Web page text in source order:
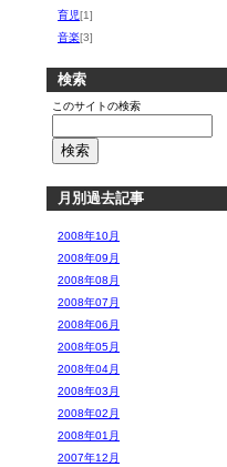
育児[1]
音楽[3]
検索
このサイトの検索
月別過去記事
2008年10月
2008年09月
2008年08月
2008年07月
2008年06月
2008年05月
2008年04月
2008年03月
2008年02月
2008年01月
2007年12月